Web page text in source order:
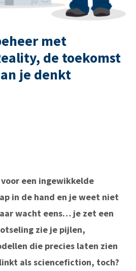
met
de toekomst
je denkt
een ingewikkelde
in de hand en je weet niet
wacht eens… je zet een
zie je pijlen,
die precies laten zien
als sciencefiction, toch?